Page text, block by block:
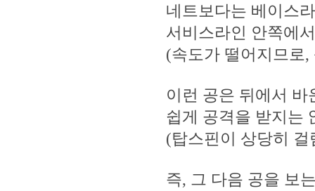
네트보다는 베이스
서비스라인 안쪽에
(속도가 떨어지므로
이런 공은 뒤에서
쉽게 공격을 받지는
(탑스핀이 상당히 걸
즉, 그 다음 공을 보